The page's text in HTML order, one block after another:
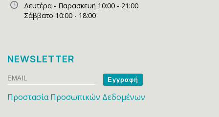
Δευτέρα - Παρασκευή 10:00 - 21:00
Σάββατο 10:00 - 18:00
NEWSLETTER
Email
Name
Προστασία Προσωπικών Δεδομένων